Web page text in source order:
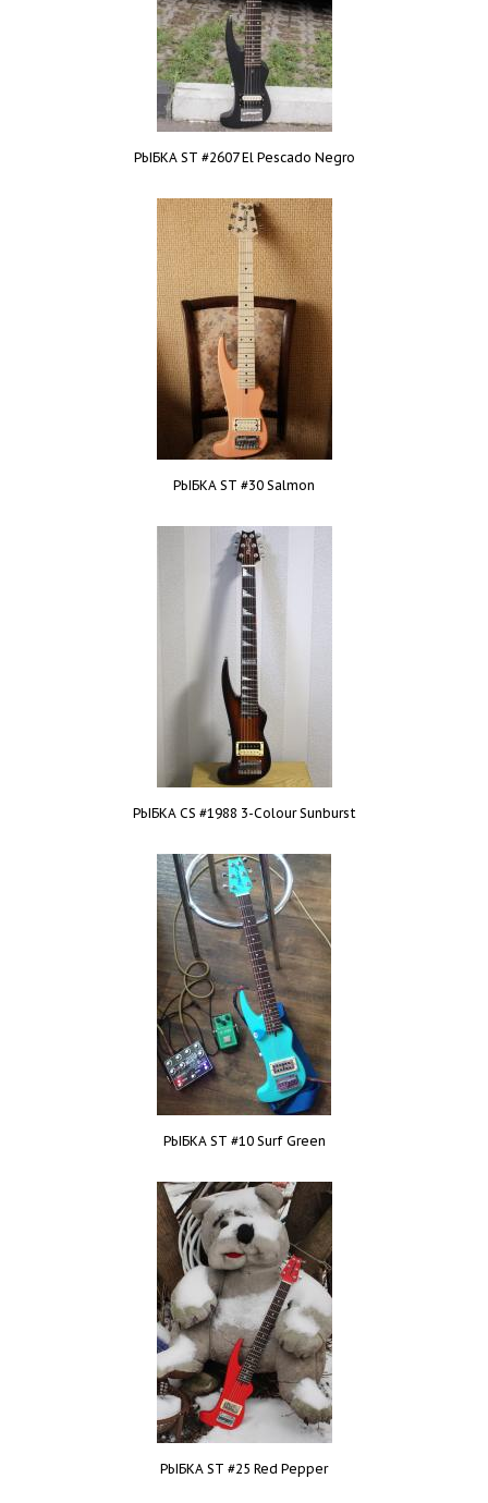
РЫБКА ST #2607 El Pescado Negro
РЫБКА ST #30 Salmon
РЫБКА CS #1988 3-Colour Sunburst
РЫБКА ST #10 Surf Green
РЫБКА ST #25 Red Pepper